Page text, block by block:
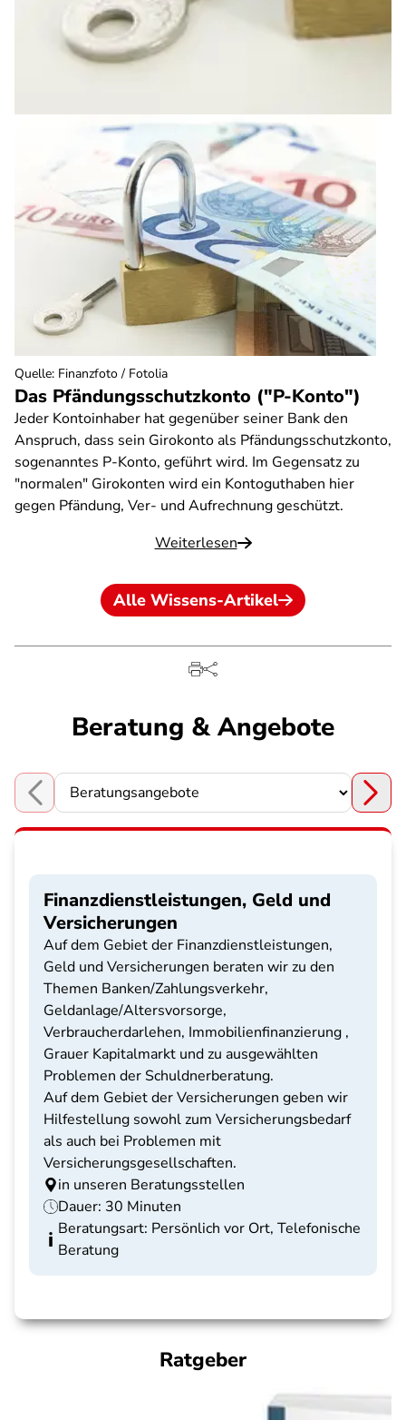
Das Pfändungsschutzkonto ("P-Konto")
Jeder Kontoinhaber hat gegenüber seiner Bank den
Anspruch, dass sein Girokonto als Pfändungsschutzkonto,
sogenanntes P-Konto, geführt wird. Im Gegensatz zu
"normalen" Girokonten wird ein Kontoguthaben hier
gegen Pfändung, Ver- und Aufrechnung geschützt.
Weiterlesen
Quelle: Finanzfoto / Fotolia
Alle Wissens-Artikel
Beratung & Angebote
Choose a section
Finanzdienstleistungen, Geld und
Versicherungen
Auf dem Gebiet der Finanzdienstleistungen,
Geld und Versicherungen beraten wir zu den
Themen Banken/Zahlungsverkehr,
Geldanlage/Altersvorsorge,
Verbraucherdarlehen, Immobilienfinanzierung ,
Grauer Kapitalmarkt und zu ausgewählten
Problemen der Schuldnerberatung.
Auf dem Gebiet der Versicherungen geben wir
Hilfestellung sowohl zum Versicherungsbedarf
als auch bei Problemen mit
Versicherungsgesellschaften.
in unseren Beratungsstellen
Dauer: 30 Minuten
Beratungsart: Persönlich vor Ort, Telefonische
Beratung
Ratgeber